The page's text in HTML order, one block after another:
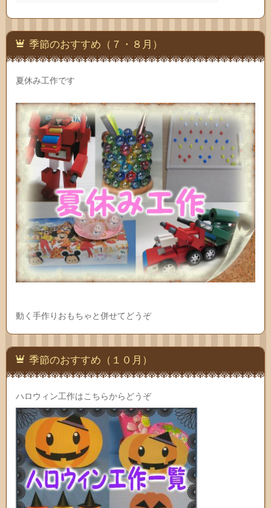
季節のおすすめ（７・８月）
夏休み工作です
動く手作りおもちゃと併せてどうぞ
季節のおすすめ（１０月）
ハロウィン工作はこちらからどうぞ